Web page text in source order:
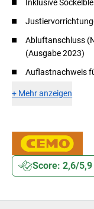
Inklusive
Abluftanschluss
(Ausgabe 2023)
Auflastnachweis
+ Mehr anzeigen
Score: 2,6/5,9